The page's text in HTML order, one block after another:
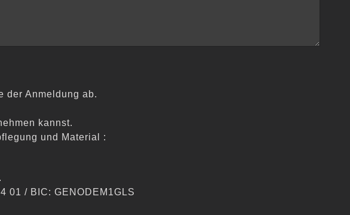
der Anmeldung ab.
kannst.
und Material :
01 / BIC: GENODEM1GLS